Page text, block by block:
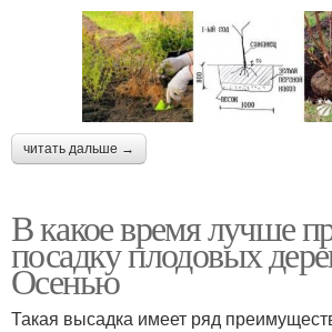
читать дальше →
В какое время лучше
посадку плодовых
Осенью
Такая высадка имеет ряд